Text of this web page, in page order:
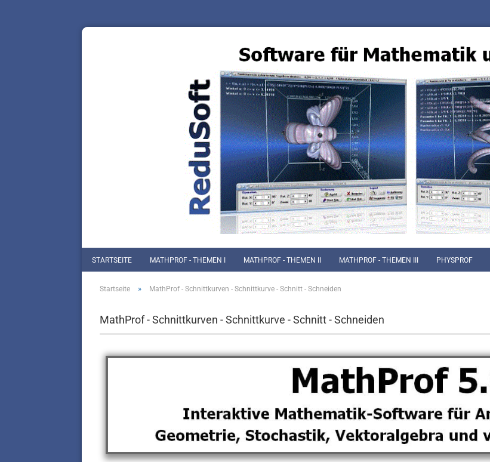
STARTSEITE MATHPROF - THEMEN I MATHPROF - THEMEN II MATHPROF - THEMEN III PHYSPROF
Startseite » MathProf - Schnittkurven - Schnittkurve - Schnitt - Schneiden
MathProf - Schnittkurven - Schnittkurve - Schnitt - Schneiden